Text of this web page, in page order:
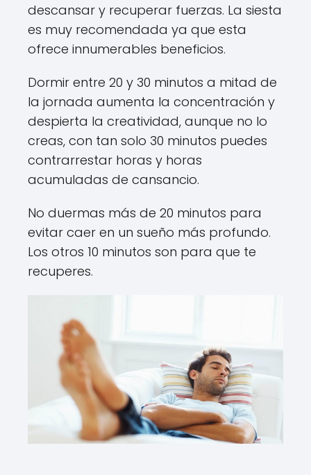
descansar y recuperar fuerzas. La siesta
es muy recomendada ya que esta
ofrece innumerables beneficios.
Dormir entre 20 y 30 minutos a mitad de
la jornada aumenta la concentración y
despierta la creatividad, aunque no lo
creas, con tan solo 30 minutos puedes
contrarrestar horas y horas
acumuladas de cansancio.
No duermas más de 20 minutos para
evitar caer en un sueño más profundo.
Los otros 10 minutos son para que te
recuperes.